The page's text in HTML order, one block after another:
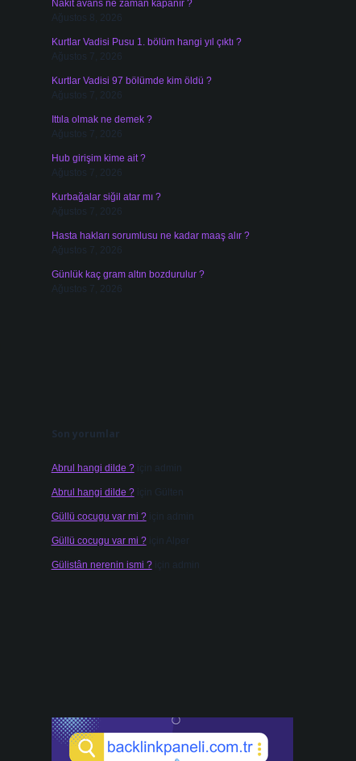
Nakit avans ne zaman kapanır ?
Ağustos 8, 2026
Kurtlar Vadisi Pusu 1. bölüm hangi yıl çıktı ?
Ağustos 7, 2026
Kurtlar Vadisi 97 bölümde kim öldü ?
Ağustos 7, 2026
Ittıla olmak ne demek ?
Ağustos 7, 2026
Hub girişim kime ait ?
Ağustos 7, 2026
Kurbağalar siğil atar mı ?
Ağustos 7, 2026
Hasta hakları sorumlusu ne kadar maaş alır ?
Ağustos 7, 2026
Günlük kaç gram altın bozdurulur ?
Ağustos 7, 2026
Son yorumlar
Abrul hangi dilde ?için admin
Abrul hangi dilde ?için Gülten
Güllü cocugu var mi ?için admin
Güllü cocugu var mi ?için Alper
Gülistân nerenin ismi ?için admin